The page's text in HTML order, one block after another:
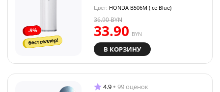
-9%
бестселлер!
Цвет: HONDA B506M (Ice Blue)
33.90 BYN
36.90BYN
В КОРЗИНУ
4.9 99 оценок